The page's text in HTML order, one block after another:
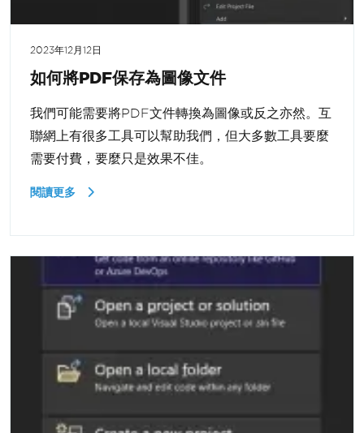
2023年12月12日
如何將PDF保存為圖像文件
我們可能需要將PDF文件轉換為圖像或反之亦然。互
聯網上有很多工具可以幫助我們，但大多數工具要麼
需要付費，要麼只是效果不佳。
閱讀更多